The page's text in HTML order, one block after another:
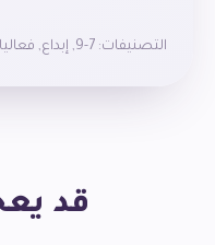
التصنيفات: 7-9
, إبداع,
قد